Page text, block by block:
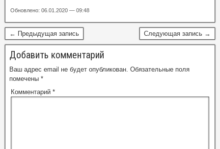
Обновлено: 06.01.2020 — 09:48
← Предыдущая запись Следующая запись →
Добавить комментарий
Ваш адрес email не будет опубликован. Обязательные поля
помечены *
Комментарий *